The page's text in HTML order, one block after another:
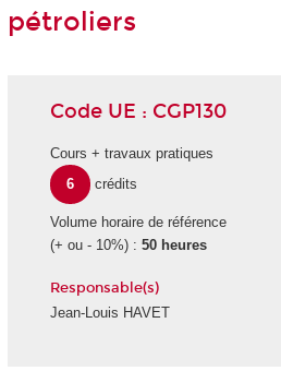
pétroliers
Code UE : CGP130
Cours + travaux pratiques
6
crédits
Volume horaire de référence
(+ ou - 10%) : 50 heures
Responsable(s)
Jean-Louis HAVET